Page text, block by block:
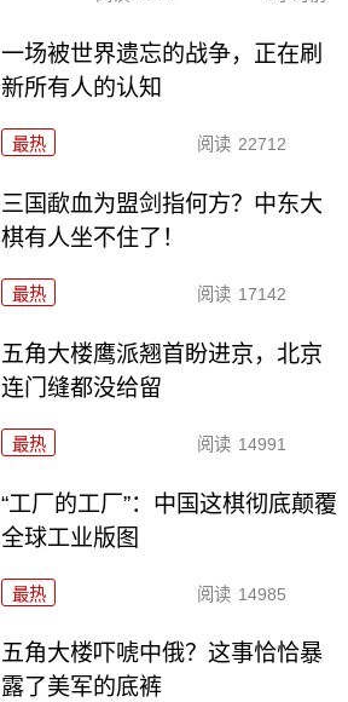
一场被世界遗忘的战争，正在刷
新所有人的认知
最热 阅读 22712
三国歃血为盟剑指何方？中东大
棋有人坐不住了！
最热 阅读 17142
五角大楼鹰派翘首盼进京，北京
连门缝都没给留
最热 阅读 14991
“工厂的工厂”：中国这棋彻底颠覆
全球工业版图
最热 阅读 14985
五角大楼吓唬中俄？这事恰恰暴
露了美军的底裤